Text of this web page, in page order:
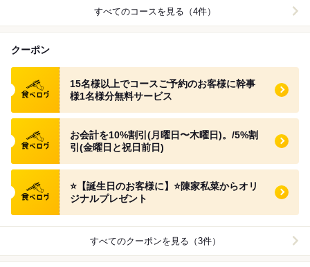
曜日〜金曜日)営業時間外/早い時間のコースも対応可能
です。気軽にご相談してください！ 03-6257-8778 03-
6257-8885 070-9167-3683
すべてのコースを見る（4件）
クーポン
食べログ クーポン
15名様以上でコースご予約のお客様に幹事
様1名様分無料サービス
食べログ クーポン
お会計を10%割引(月曜日〜木曜日)。/5%割
引(金曜日と祝日前日)
食べログ クーポン
⭐️【誕生日のお客様に】⭐️陳家私菜からオリ
ジナルプレゼント
すべてのクーポンを見る（3件）